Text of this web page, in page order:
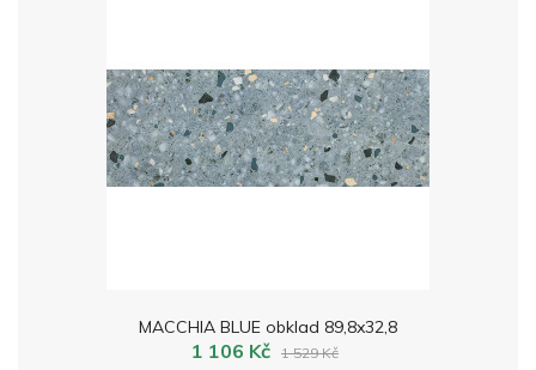
MACCHIA BLUE obklad 89,8x32,8
1 106 Kč 1 529 Kč